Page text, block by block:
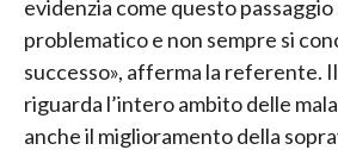
evidenzia come questo passaggio
problematico e non sempre si
successo», afferma la referente.
riguarda l’intero ambito delle
anche il miglioramento della